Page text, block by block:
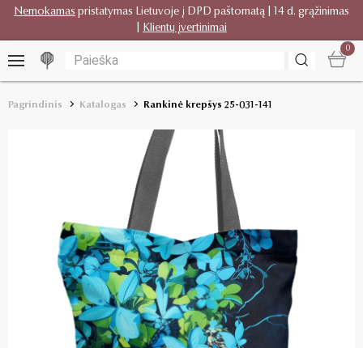
Nemokamas pristatymas Lietuvoje į DPD paštomatą | 14 d. grąžinimas
Klientų įvertinimai
0
Pagrindinis Katalogas Rankinė krepšys 25-031-141